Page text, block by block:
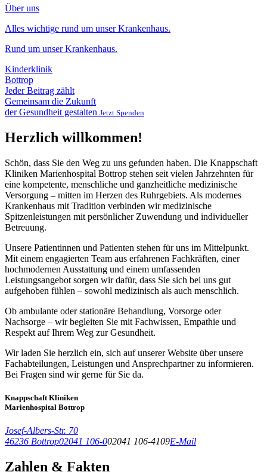
Über uns
Alles wichtige rund um unser Krankenhaus.
Rund um unser Krankenhaus.
Kinderklinik
Bottrop
Jeder Beitrag zählt
Gemeinsam die Zukunft
der Gesundheit gestalten Jetzt Spenden
Herzlich willkommen!
Schön, dass Sie den Weg zu uns gefunden haben. Die Knappschaft
Kliniken Marienhospital Bottrop stehen seit vielen Jahrzehnten für
eine kompetente, menschliche und ganzheitliche medizinische
Versorgung – mitten im Herzen des Ruhrgebiets. Als modernes
Krankenhaus mit Tradition verbinden wir medizinische
Spitzenleistungen mit persönlicher Zuwendung und individueller
Betreuung.
Unsere Patientinnen und Patienten stehen für uns im Mittelpunkt.
Mit einem engagierten Team aus erfahrenen Fachkräften, einer
hochmodernen Ausstattung und einem umfassenden
Leistungsangebot sorgen wir dafür, dass Sie sich bei uns gut
aufgehoben fühlen – sowohl medizinisch als auch menschlich.
Ob ambulante oder stationäre Behandlung, Vorsorge oder
Nachsorge – wir begleiten Sie mit Fachwissen, Empathie und
Respekt auf Ihrem Weg zur Gesundheit.
Wir laden Sie herzlich ein, sich auf unserer Website über unsere
Fachabteilungen, Leistungen und Ansprechpartner zu informieren.
Bei Fragen sind wir gerne für Sie da.
Knappschaft Kliniken
Marienhospital Bottrop
Josef-Albers-Str. 70
46236 Bottrop02041 106-002041 106-4109E-Mail
Zahlen & Fakten